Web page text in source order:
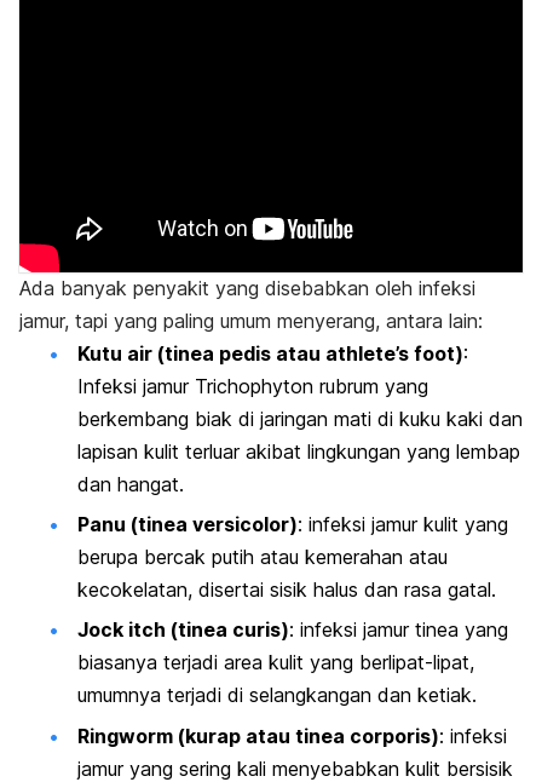
Ada banyak penyakit yang disebabkan oleh infeksi
jamur, tapi yang paling umum menyerang, antara lain:
Kutu air (tinea pedis atau athlete’s foot):
Infeksi jamur Trichophyton rubrum yang
berkembang biak di jaringan mati di kuku kaki dan
lapisan kulit terluar akibat lingkungan yang lembap
dan hangat.
Panu (tinea versicolor): infeksi jamur kulit yang
berupa bercak putih atau kemerahan atau
kecokelatan, disertai sisik halus dan rasa gatal.
Jock itch (tinea curis): infeksi jamur tinea yang
biasanya terjadi area kulit yang berlipat-lipat,
umumnya terjadi di selangkangan dan ketiak.
Ringworm (kurap atau tinea corporis): infeksi
jamur yang sering kali menyebabkan kulit bersisik